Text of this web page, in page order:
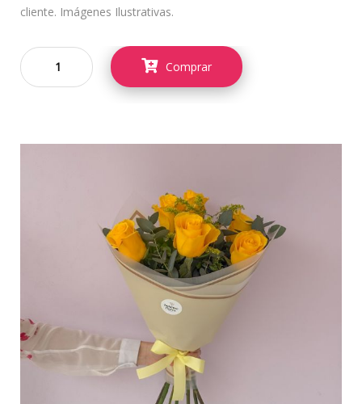
cliente. Imágenes Ilustrativas.
Comprar